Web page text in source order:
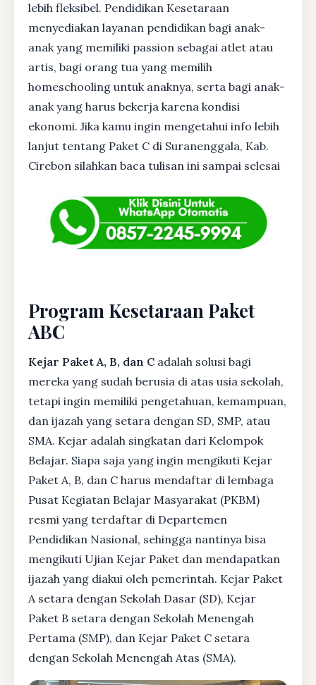
lebih fleksibel. Pendidikan Kesetaraan
menyediakan layanan pendidikan bagi anak-
anak yang memiliki passion sebagai atlet atau
artis, bagi orang tua yang memilih
homeschooling untuk anaknya, serta bagi anak-
anak yang harus bekerja karena kondisi
ekonomi. Jika kamu ingin mengetahui info lebih
lanjut tentang Paket C di Suranenggala, Kab.
Cirebon silahkan baca tulisan ini sampai selesai
Program Kesetaraan Paket
ABC
Kejar Paket A, B, dan C adalah solusi bagi
mereka yang sudah berusia di atas usia sekolah,
tetapi ingin memiliki pengetahuan, kemampuan,
dan ijazah yang setara dengan SD, SMP, atau
SMA. Kejar adalah singkatan dari Kelompok
Belajar. Siapa saja yang ingin mengikuti Kejar
Paket A, B, dan C harus mendaftar di lembaga
Pusat Kegiatan Belajar Masyarakat (PKBM)
resmi yang terdaftar di Departemen
Pendidikan Nasional, sehingga nantinya bisa
mengikuti Ujian Kejar Paket dan mendapatkan
ijazah yang diakui oleh pemerintah. Kejar Paket
A setara dengan Sekolah Dasar (SD), Kejar
Paket B setara dengan Sekolah Menengah
Pertama (SMP), dan Kejar Paket C setara
dengan Sekolah Menengah Atas (SMA).